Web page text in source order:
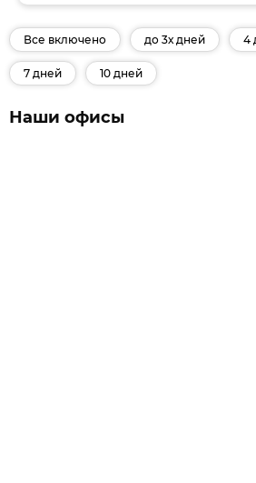
Все включено до 3х дней 4
7 дней 10 дней
Наши офисы